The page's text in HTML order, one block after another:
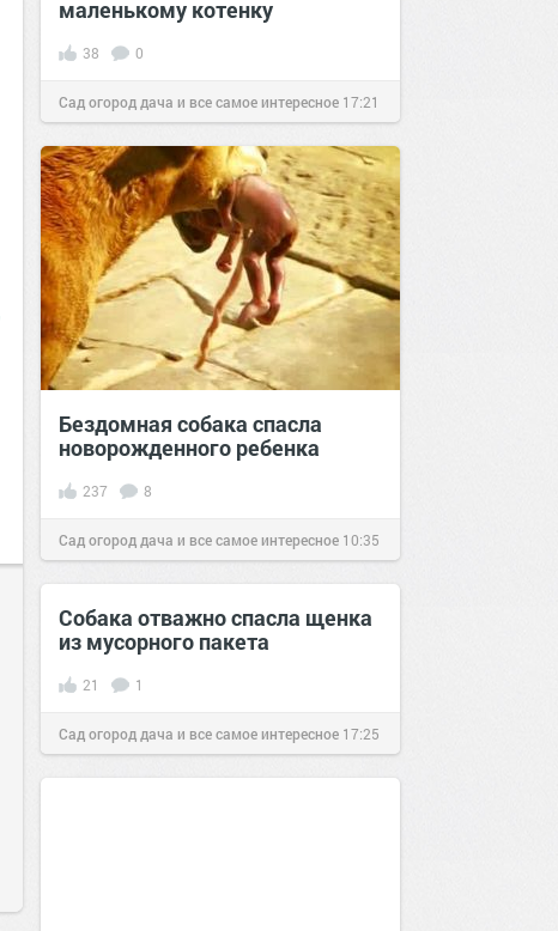
маленькому котенку
38 0
Сад огород дача и все самое интересное 17:21
06 мар 2017
Бездомная собака спасла
новорожденного ребенка
237 8
Сад огород дача и все самое интересное 10:35
15 апр 2016
Собака отважно спасла щенка
из мусорного пакета
21 1
Сад огород дача и все самое интересное 17:25
06 фев 2017